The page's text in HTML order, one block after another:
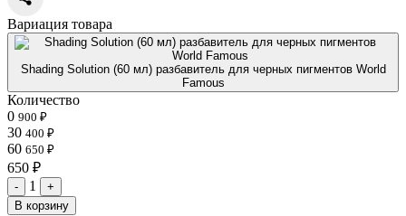
Вариация товара
Shading Solution (60 мл) разбавитель для черных пигментов World
Famous
Количество
0 900 ₽
30 400 ₽
60 650 ₽
650 ₽
- 1
+
В корзину